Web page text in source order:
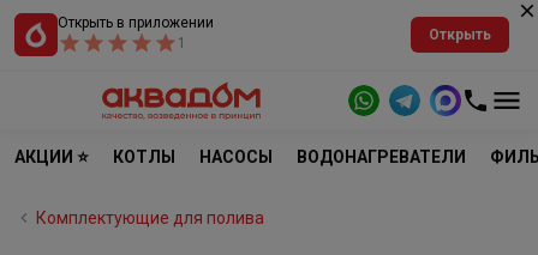
Открыть в приложении
1
Открыть
АКЦИИ ⭐ КОТЛЫ НАСОСЫ ВОДОНАГРЕВАТЕЛИ
Комплектующие для полива